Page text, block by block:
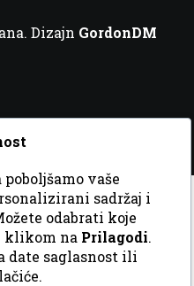
Dizajn GordonDM
vaše
sadržaj i
odabrati koje
klikom na Prilagodi.
date saglasnost ili